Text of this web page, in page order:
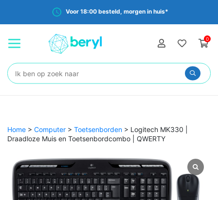
Voor 18:00 besteld, morgen in huis*
0
Zoeken:
Home > Computer > Toetsenborden > Logitech MK330 |
Draadloze Muis en Toetsenbordcombo | QWERTY